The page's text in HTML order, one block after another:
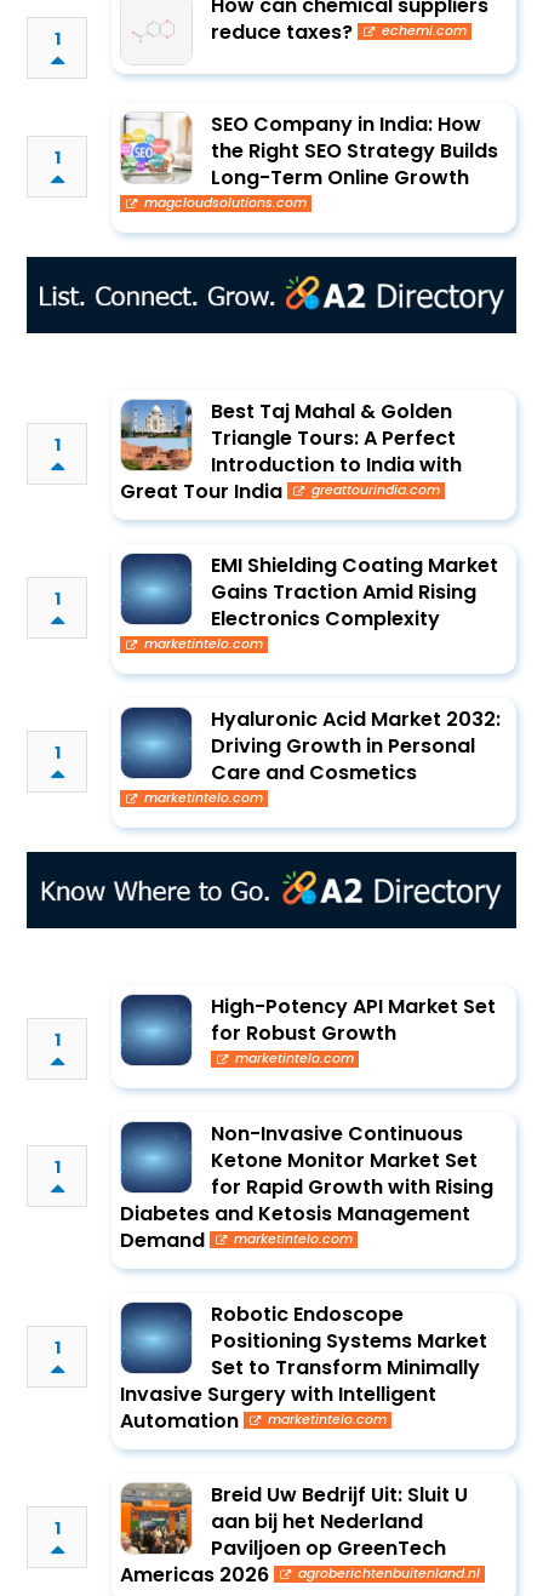
1
How can chemical suppliers
reduce taxes?
echemi.com
1
SEO Company in India: How
the Right SEO Strategy Builds
Long-Term Online Growth
magcloudsolutions.com
1
Best Taj Mahal & Golden
Triangle Tours: A Perfect
Introduction to India with
Great Tour India
greattourindia.com
1
EMI Shielding Coating Market
Gains Traction Amid Rising
Electronics Complexity
marketintelo.com
1
Hyaluronic Acid Market 2032:
Driving Growth in Personal
Care and Cosmetics
marketintelo.com
1
High-Potency API Market Set
for Robust Growth
marketintelo.com
1
Non-Invasive Continuous
Ketone Monitor Market Set
for Rapid Growth with Rising
Diabetes and Ketosis Management
Demand
marketintelo.com
1
Robotic Endoscope
Positioning Systems Market
Set to Transform Minimally
Invasive Surgery with Intelligent
Automation
marketintelo.com
1
Breid Uw Bedrijf Uit: Sluit U
aan bij het Nederland
Paviljoen op GreenTech
Americas 2026
agroberichtenbuitenland.nl